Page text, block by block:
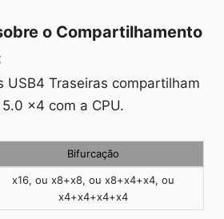
o Compartilhamento
USB4 Traseiras compartilham
x4 com a CPU.
Bifurcação
x16, ou x8+x8, ou x8+x4+x4, ou
x4+x4+x4+x4